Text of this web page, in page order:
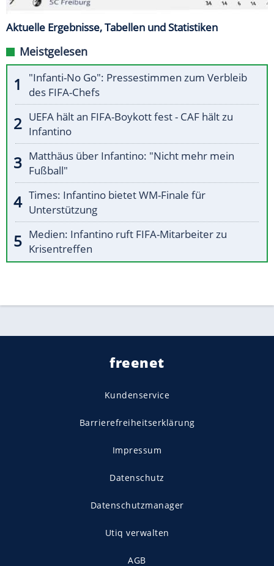
Aktuelle Ergebnisse, Tabellen und Statistiken
Meistgelesen
"Infanti-No Go": Pressestimmen zum Verbleib
des FIFA-Chefs
UEFA hält an FIFA-Boykott fest - CAF hält zu
Infantino
Matthäus über Infantino: "Nicht mehr mein
Fußball"
Times: Infantino bietet WM-Finale für
Unterstützung
Medien: Infantino ruft FIFA-Mitarbeiter zu
Krisentreffen
freenet
Kundenservice
Barrierefreiheitserklärung
Impressum
Datenschutz
Datenschutzmanager
Utiq verwalten
AGB